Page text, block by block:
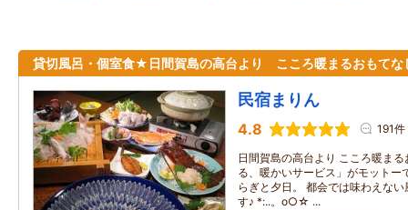
貸切風呂・個室食★日間賀島の高台より こころ暖まるおもてな
民宿まりん
4.8 191件
日間賀島の高台より こころ暖ま
る、暖かいサービス」がモットー
らぎと夕日。 都会では味わえな
す♪ *:..。o○☆ ...